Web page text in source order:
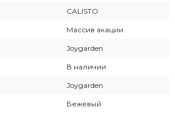
CALISTO
Массив акации
Joygarden
В наличии
Joygarden
Бежевый